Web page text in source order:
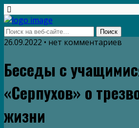
26.09.2022 • нет комментариев
Беседы с
«Серпухов» о
жизни